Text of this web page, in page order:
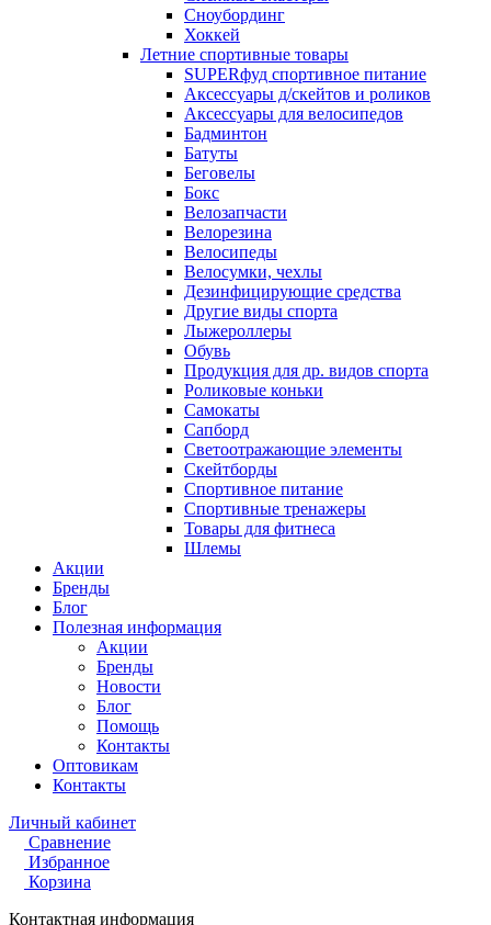
Сноубординг
Хоккей
Летние спортивные товары
SUPERфуд спортивное питание
Аксессуары д/скейтов и роликов
Аксессуары для велосипедов
Бадминтон
Батуты
Беговелы
Бокс
Велозапчасти
Велорезина
Велосипеды
Велосумки, чехлы
Дезинфицирующие средства
Другие виды спорта
Лыжероллеры
Обувь
Продукция для др. видов спорта
Роликовые коньки
Самокаты
Сапборд
Светоотражающие элементы
Скейтборды
Спортивное питание
Спортивные тренажеры
Товары для фитнеса
Шлемы
Акции
Бренды
Блог
Полезная информация
Акции
Бренды
Новости
Блог
Помощь
Контакты
Оптовикам
Контакты
Личный кабинет
Сравнение
Избранное
Корзина
Контактная информация